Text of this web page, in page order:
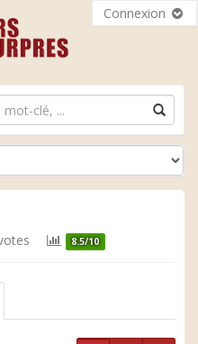
Connexion
8.5/10